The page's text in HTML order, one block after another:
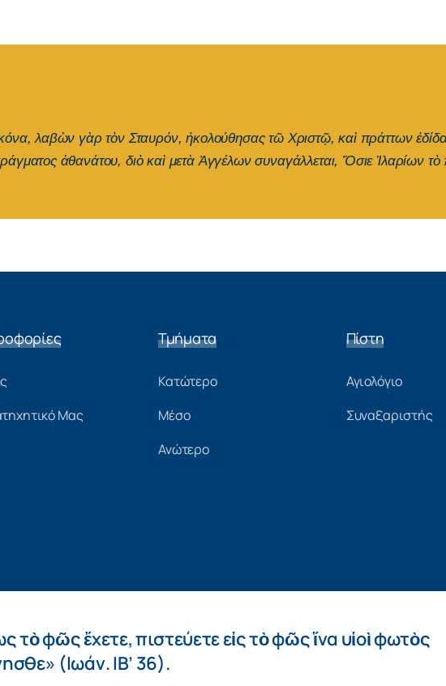
λαβὼν γὰρ τὸν Σταυρόν, ἠκολούθησας τῶ Χριστῷ, καὶ πράττων
ἀθανάτου, διὸ καὶ μετὰ Ἀγγέλων συναγάλλεται, Ὅσιε Ἱλαρίων
Μας
Τμήματα
Κατώτερο
Μέσο
Ανώτερο
Πίστη
Αγιολόγιο
Συναξαριστής
τὸ φῶς ἔχετε, πιστεύετε εἰς τὸ φῶς ἵνα υἱοὶ φωτὸς
(Ιωάν. ΙΒ’ 36).